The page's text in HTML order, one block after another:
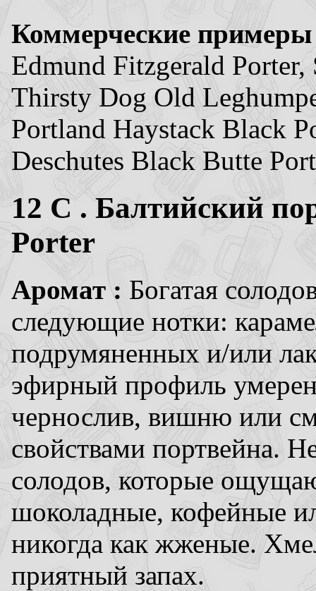
Коммерческие
Edmund Fitzgerald Porter,
Thirsty Dog Old
Portland Haystack Black
Deschutes Black Butte
12 C . Балтийский
Porter
Аромат : Богатая
следующие нотки:
подрумяненных и/или
эфирный профиль
чернослив, вишню или
свойствами портвейна.
солодов, которые
шоколадные, кофейные
никогда как жженые.
приятный запах.